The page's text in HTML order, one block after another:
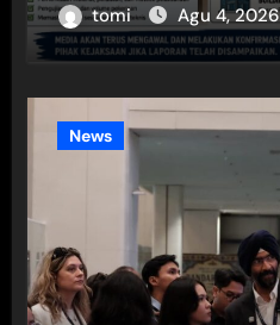
tomi Agu 4, 2026
News